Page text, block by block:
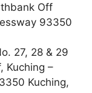
Off
93350
27, 28 & 29
Kuching –
Kuching,